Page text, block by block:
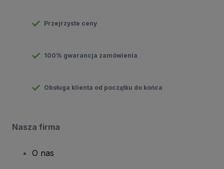
Przejrzyste ceny
100% gwarancja zamówienia
Obsługa klienta od początku do końca
Nasza firma
O nas